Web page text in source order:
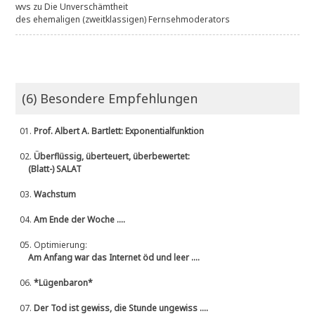
wvs zuDie Unverschämtheit
des ehemaligen (zweitklassigen) Fernsehmoderators
(6) Besondere Empfehlungen
01.Prof. Albert A. Bartlett: Exponentialfunktion
02.Überflüssig, überteuert, überbewertet:
(Blatt-) SALAT
03.Wachstum
04.Am Ende der Woche ....
05. Optimierung:
Am Anfang war das Internet öd und leer ....
06.*Lügenbaron*
07.Der Tod ist gewiss, die Stunde ungewiss ....